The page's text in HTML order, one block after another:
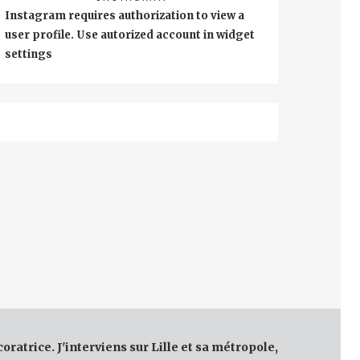
Instagram requires authorization to view a
user profile. Use autorized account in widget
settings
J'interviens sur Lille et sa métropole,